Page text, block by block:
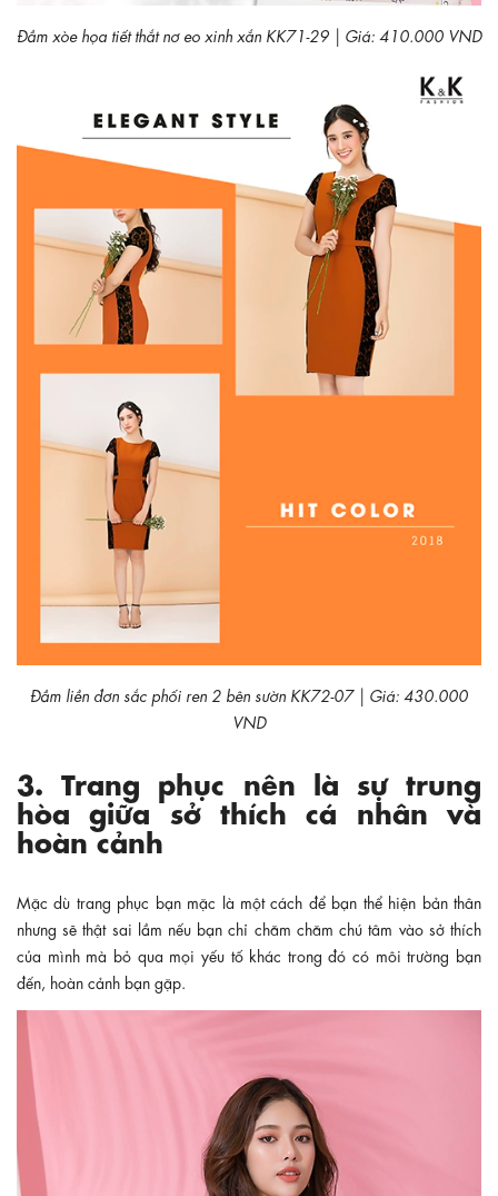
Đầm xòe họa tiết thắt nơ eo xinh xắn KK71-29 | Giá: 410.000 VND
Đầm liền đơn sắc phối ren 2 bên sườn KK72-07 | Giá: 430.000
VND
3. Trang phục nên là sự trung
hòa giữa sở thích cá nhân và
hoàn cảnh
Mặc dù trang phục bạn mặc là một cách để bạn thể hiện bản thân
nhưng sẽ thật sai lầm nếu bạn chỉ chăm chăm chú tâm vào sở thích
của mình mà bỏ qua mọi yếu tố khác trong đó có môi trường bạn
đến, hoàn cảnh bạn gặp.